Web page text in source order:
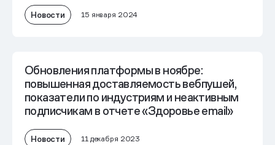
Новости 15 января 2024
Обновления платформы в ноябре:
повышенная доставляемость вебпушей,
показатели по индустриям и неактивным
подписчикам в отчете «Здоровье email»
Новости 11 декабря 2023